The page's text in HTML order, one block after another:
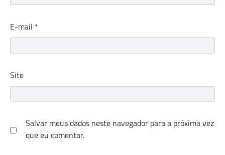
E-mail *
Site
Salvar meus dados neste navegador para a próxima vez
que eu comentar.